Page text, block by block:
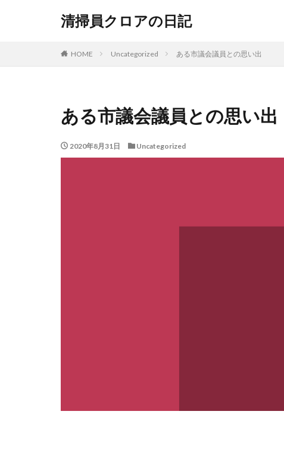
清掃員クロアの日記
HOME Uncategorized ある市議会議員との思い出
ある市議会議員との思い出
2020年8月31日 Uncategorized